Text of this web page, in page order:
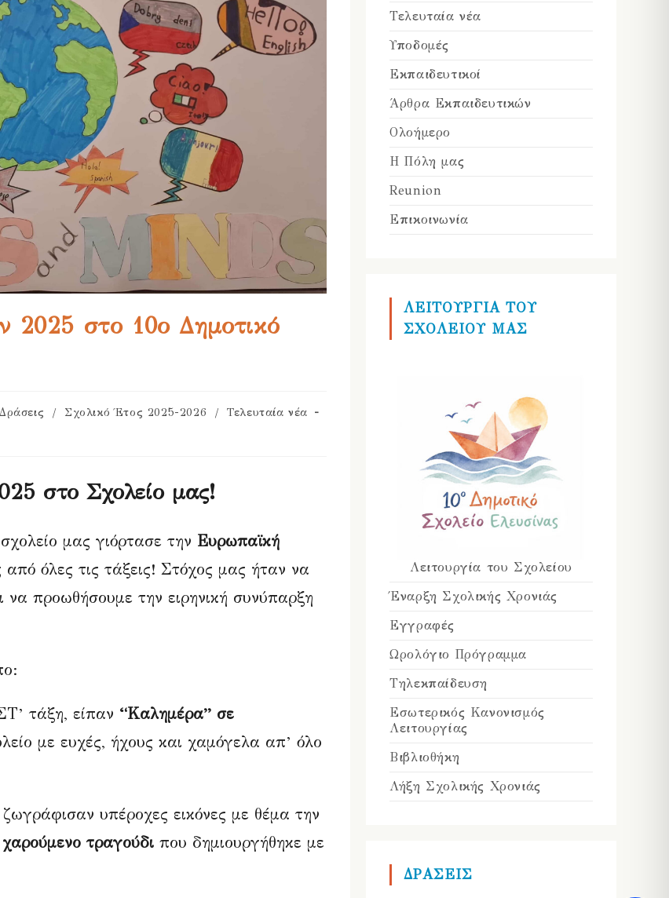
στο 10ο Δημοτικό
/ Σχολικό Έτος 2025-2026 /
Τελευταία νέα
στο Σχολείο μας!
μας γιόρτασε την Ευρωπαϊκή
από όλες τις τάξεις! Στόχος μας ήταν να
να προωθήσουμε την ειρηνική συνύπαρξη
τάξη, είπαν “Καλημέρα” σε
με ευχές, ήχους και χαμόγελα απ’ όλο
ζωγράφισαν υπέροχες εικόνες με θέμα την
τραγούδι που δημιουργήθηκε με
Τελευταία νέα
Υποδομές
Εκπαιδευτικοί
Άρθρα Εκπαιδευτικών
Ολοήμερο
Η Πόλη μας
Reunion
Επικοινωνία
ΛΕΙΤΟΥΡΓΙΑ ΤΟΥ
ΣΧΟΛΕΙΟΥ ΜΑΣ
Λειτουργία του Σχολείου
Έναρξη Σχολικής Χρονιάς
Εγγραφές
Ωρολόγιο Πρόγραμμα
Τηλεκπαίδευση
Εσωτερικός Κανονισμός
Λειτουργίας
Βιβλιοθήκη
Λήξη Σχολικής Χρονιάς
ΔΡΑΣΕΙΣ